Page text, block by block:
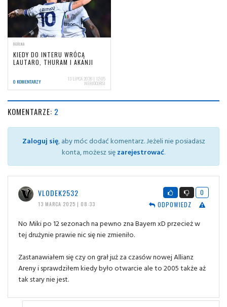
OGÓLNA
KIEDY DO INTERU WRÓCĄ
LAUTARO, THURAM I AKANJI
0 KOMENTARZY 13 LIPCA 2026 | 12:05
NERIOCORSI
KOMENTARZE: 2
Zaloguj się, aby móc dodać komentarz. Jeżeli nie posiadasz
konta, możesz sięzarejestrować.
VLODEK2532
13 MARCA 2025 | 08:33
0
ODPOWIEDZ
No Miki po 12 sezonach na pewno zna Bayern xD przecież w
tej drużynie prawie nic się nie zmieniło.
Zastanawiałem się czy on grał już za czasów nowej Allianz
Areny i sprawdziłem kiedy było otwarcie ale to 2005 także aż
tak stary nie jest.